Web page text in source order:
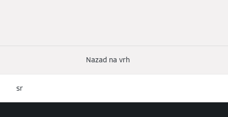
Nazad na vrh
sr